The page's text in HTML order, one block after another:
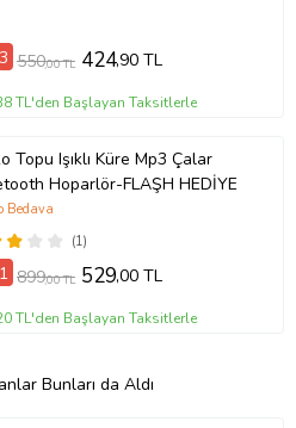
550,00 TL 424,90 TL
TL'den Başlayan Taksitlerle
Topu Işıklı Küre Mp3 Çalar
Hoparlör-FLAŞH HEDİYE
(1)
Bedava
899,00 TL 529,00 TL
TL'den Başlayan Taksitlerle
Bunları da Aldı